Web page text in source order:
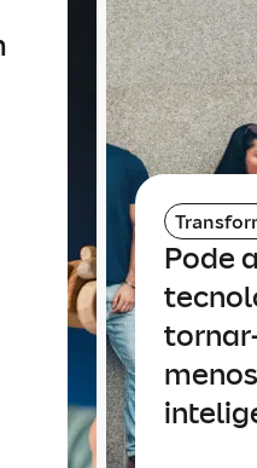
Pode
menos